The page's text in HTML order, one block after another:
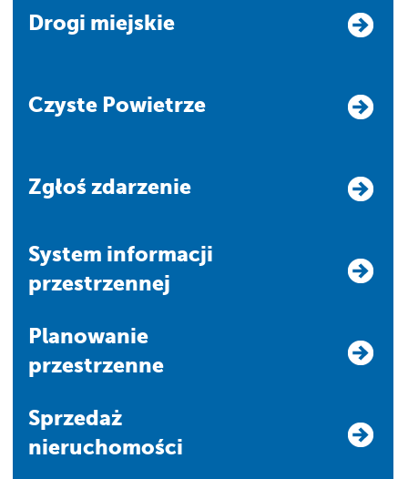
Drogi miejskie
Czyste Powietrze
Zgłoś zdarzenie
system informacji
przestrzennej
Planowanie
przestrzenne
Sprzedaż
nieruchomości